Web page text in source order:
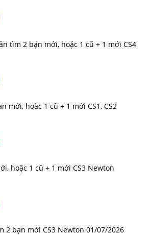
tìm 2 bạn mới, hoặc 1 cũ + 1 mới CS4
mới, hoặc 1 cũ + 1 mới CS1, CS2
hoặc 1 cũ + 1 mới CS3 Newton
2 bạn mới CS3 Newton 01/07/2026